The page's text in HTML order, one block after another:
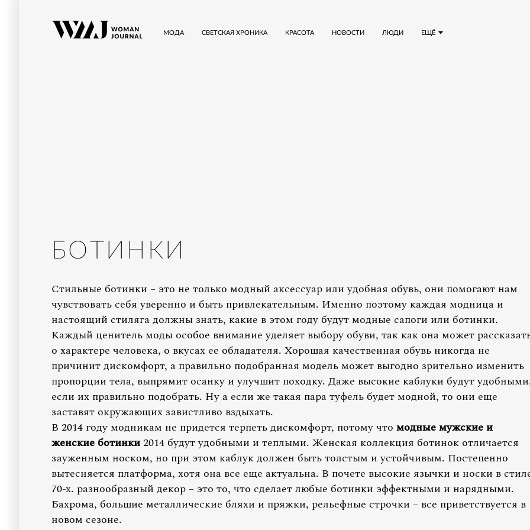
ЕЩЁ
МОДА СВЕТСКАЯ ХРОНИКА КРАСОТА НОВОСТИ ЛЮДИ
БОТИНКИ
Стильные ботинки – это не только модный аксессуар или удобная обувь, они помогают нам
чувствовать себя уверенно и быть привлекательным. Именно поэтому каждая модница и
настоящий стиляга должны знать, какие в этом году будут модные сапоги или ботинки.
Каждый ценитель моды особое внимание уделяет выбору обуви, так как она может
о характере человека, о вкусах ее обладателя. Хорошая качественная обувь никогда не
причинит дискомфорт, а правильно подобранная модель может выгодно зрительно изменить
пропорции тела, выпрямит осанку и улучшит походку. Даже высокие каблуки будут
если их правильно подобрать. Ну а если же такая пара туфель будет модной, то они еще
заставят окружающих завистливо вздыхать.
В 2014 году модникам не придется терпеть дискомфорт, потому что модные мужские и
женские ботинки2014 будут удобными и теплыми. Женская коллекция ботинок отличается
зауженным носком, но при этом каблук должен быть толстым и устойчивым. Постепенно
вытесняется платформа, хотя она все еще актуальна. В почете высокие язычки и носки в
70-х. разнообразный декор – это то, что сделает любые ботинки эффектными и нарядными.
Бахрома, большие металлические бляхи и пряжки, рельефные строчки – все приветствуется в
новом сезоне.